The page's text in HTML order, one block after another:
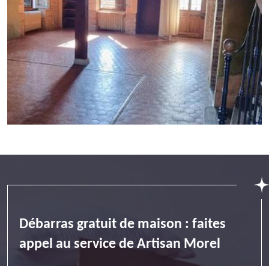
Débarras gratuit de maison : faites
appel au service de Artisan Morel